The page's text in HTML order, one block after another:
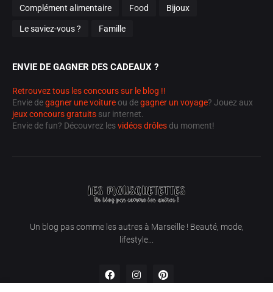
Complément alimentaire Food Bijoux
Le saviez-vous ? Famille
ENVIE DE GAGNER DES CADEAUX ?
Retrouvez tous les concours sur le blog !!
Envie degagner une voiture ou degagner un voyage? Jouez aux
jeux concours gratuits sur internet.
Envie de fun? Découvrez lesvidéos drôles du moment!
Un blog pas comme les autres à Marseille ! Beauté, mode,
lifestyle...